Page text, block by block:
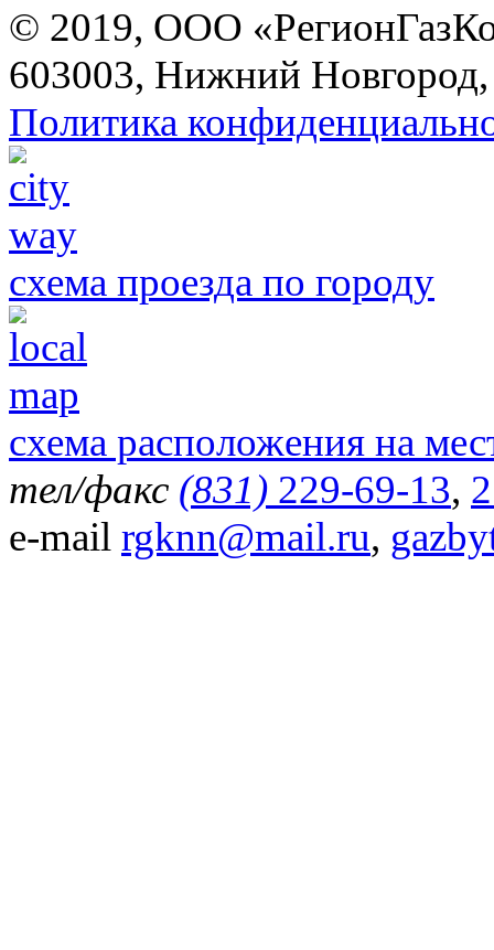
© 2019, ООО
603003, Нижний
Политика
схема проезда по городу
схема расположения на
тел/факс (831) 229-69-13,
e-mail rgknn@mail.ru,